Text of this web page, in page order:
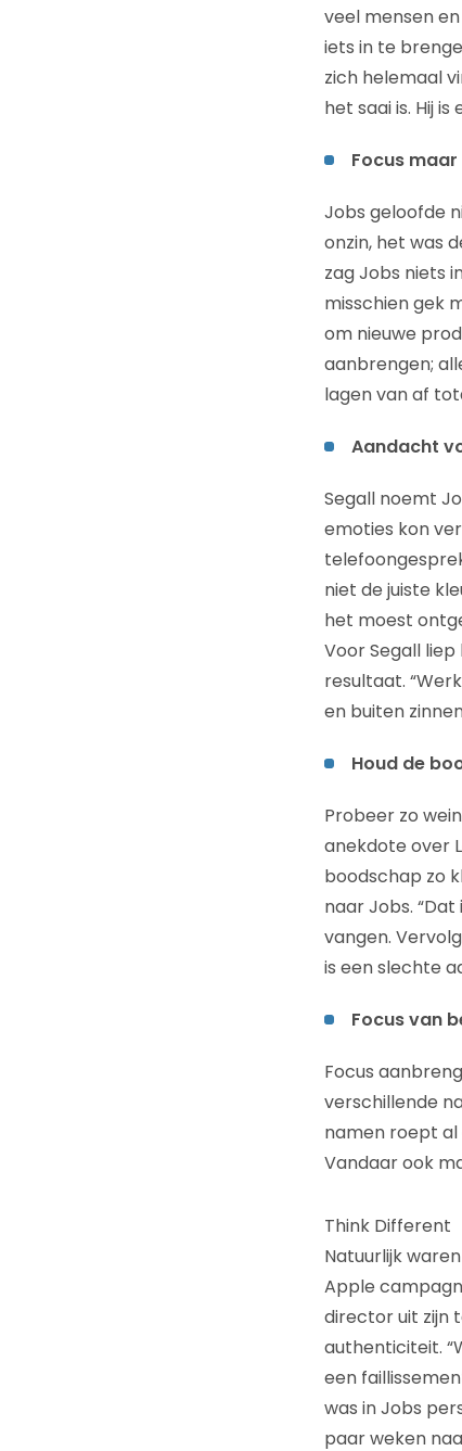
veel mensen
iets in te
zich helemaal
het saai is. Hij
Focus
Jobs geloofde
onzin, het was
zag Jobs niets
misschien gek
om nieuwe
aanbrengen;
lagen van af
Aandacht
Segall noemt
emoties kon
niet de juiste
het moest
Voor Segall
resultaat.
en buiten
Houd de
Probeer zo
anekdote over
boodschap zo
naar Jobs.
vangen.
is een slechte
Focus van
Focus
verschillende
namen roept al
Vandaar ook
Think Different
Natuurlijk
Apple
director uit zijn
authenticiteit.
een
was in Jobs
paar weken